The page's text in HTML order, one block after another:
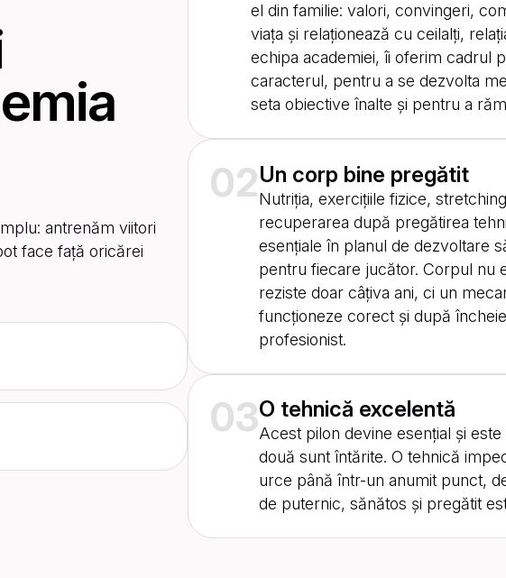
antrenăm viitori
face față oricărei
el din familie: valori, convingeri,
viața și relaționează cu ceilalți,
echipa academiei, îi oferim cadrul
caracterul, pentru a se dezvolta
seta obiective înalte și pentru a
02Un corp bine pregătit
Nutriția, exercițiile fizice,
recuperarea după pregătirea
esențiale în planul de dezvoltare
pentru fiecare jucător. Corpul nu
reziste doar câțiva ani, ci un
funcționeze corect și după
profesionist.
03O tehnică excelentă
Acest pilon devine esențial și
două sunt întărite. O tehnică
urce până într-un anumit punct,
de puternic, sănătos și pregătit